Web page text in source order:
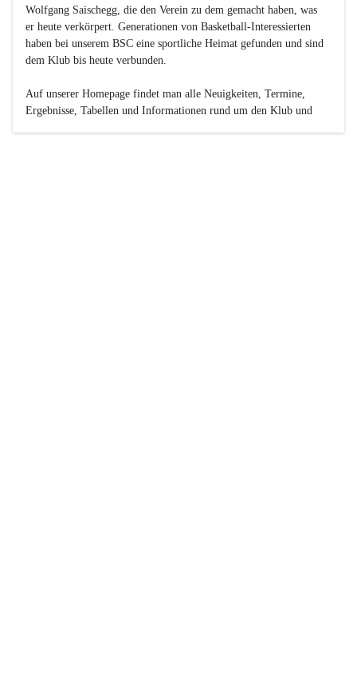
Wolfgang Saischegg, die den Verein zu dem gemacht haben, was
er heute verkörpert. Generationen von Basketball-Interessierten
haben bei unserem BSC eine sportliche Heimat gefunden und sind
dem Klub bis heute verbunden.
Auf unserer Homepage findet man alle Neuigkeiten, Termine,
Ergebnisse, Tabellen und Informationen rund um den Klub und